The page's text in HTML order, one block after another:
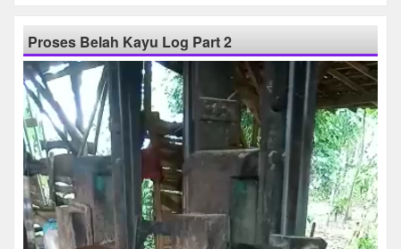
Proses Belah Kayu Log Part 2
Pemutar
Video